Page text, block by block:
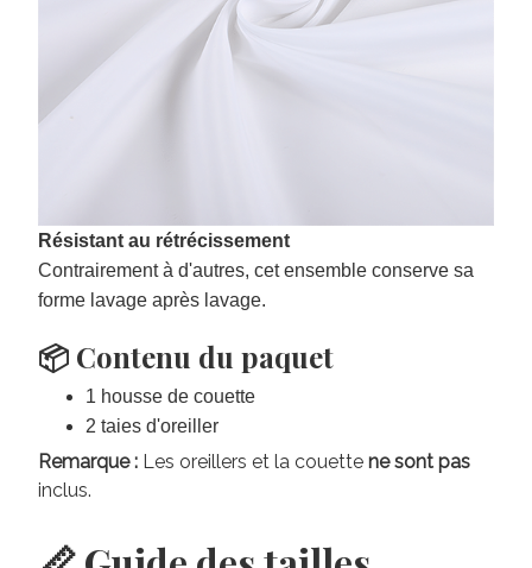
Résistant au rétrécissement
Contrairement à d'autres, cet ensemble conserve sa
forme lavage après lavage.
📦 Contenu du paquet
1 housse de couette
2 taies d'oreiller
Remarque : Les oreillers et la couette ne sont pas
inclus.